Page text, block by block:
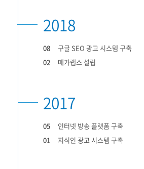
2018
08
구글 SEO 광고 시스템 구축
02
메가랩스 설립
2017
05
인터넷 방송 플랫폼 구축
01
지식인 광고 시스템 구축